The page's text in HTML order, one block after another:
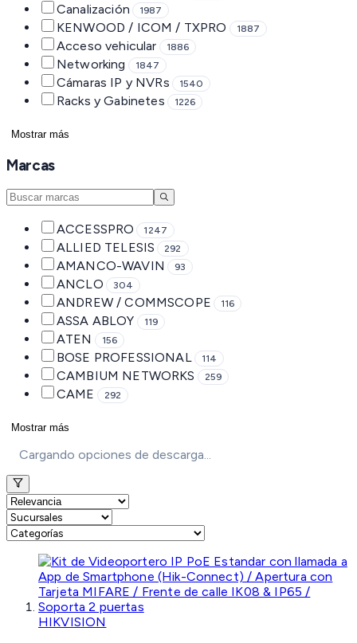
Canalización 1987
KENWOOD / ICOM / TXPRO 1887
Acceso vehicular 1886
Networking 1847
Cámaras IP y NVRs 1540
Racks y Gabinetes 1226
Mostrar más
Marcas
ACCESSPRO 1247
ALLIED TELESIS 292
AMANCO-WAVIN 93
ANCLO 304
ANDREW / COMMSCOPE 116
ASSA ABLOY 119
ATEN 156
BOSE PROFESSIONAL 114
CAMBIUM NETWORKS 259
CAME 292
Mostrar más
Cargando opciones de descarga...
HIKVISION